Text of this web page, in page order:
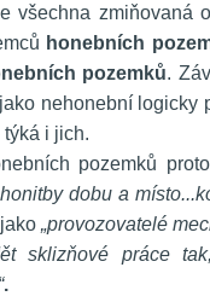
všechna zmiňovaná
honebních
pozemků.
nehonební logicky
i jich.
pozemků
dobu a
„provozovatelé
sklizňové práce
.